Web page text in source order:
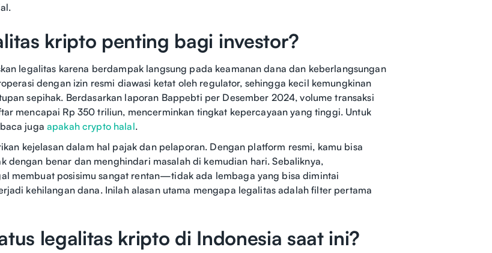
kripto penting bagi investor?
legalitas karena berdampak langsung pada keamanan dana dan keberlangsungan
dengan izin resmi diawasi ketat oleh regulator, sehingga kecil kemungkinan
sepihak. Berdasarkan laporan Bappebti per Desember 2024, volume transaksi
mencapai Rp 350 triliun, mencerminkan tingkat kepercayaan yang tinggi. Untuk
baca jugaapakah crypto halal.
kejelasan dalam hal pajak dan pelaporan. Dengan platform resmi, kamu bisa
dengan benar dan menghindari masalah di kemudian hari. Sebaliknya,
membuat posisimu sangat rentan—tidak ada lembaga yang bisa dimintai
kehilangan dana. Inilah alasan utama mengapa legalitas adalah filter pertama
legalitas kripto di Indonesia saat ini?